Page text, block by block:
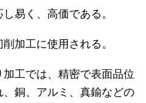
易く、高価である。
加工に使用される。
加工では、精密で表面品位
銅、アルミ、真鍮などの